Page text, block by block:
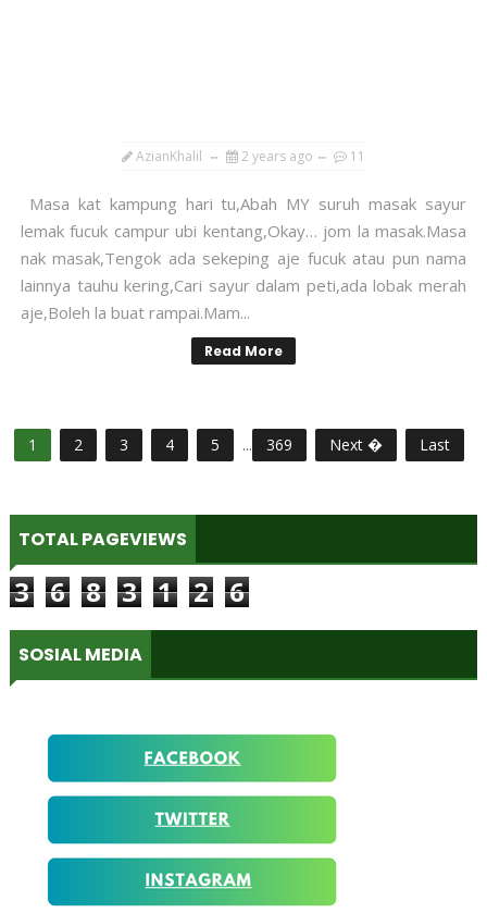
AzianKhalil 2 years ago 11
Masa kat kampung hari tu,Abah MY suruh masak sayur
lemak fucuk campur ubi kentang,Okay… jom la masak.Masa
nak masak,Tengok ada sekeping aje fucuk atau pun nama
lainnya tauhu kering,Cari sayur dalam peti,ada lobak merah
aje,Boleh la buat rampai.Mam...
Read More
1 2 3 4 5 ... 369 Next � Last
TOTAL PAGEVIEWS
3 6 8 3 1 2 6
SOSIAL MEDIA